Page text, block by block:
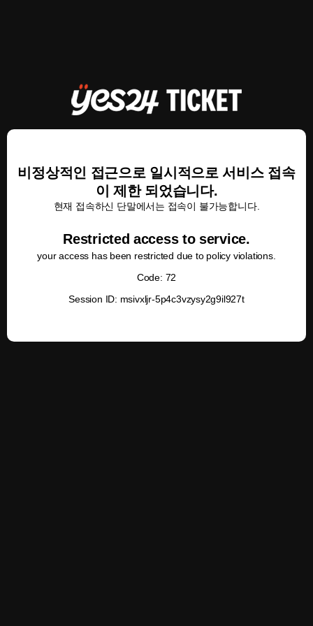
비정상적인 접근으로 일시적으로 서비스 접속
이 제한 되었습니다.
현재 접속하신 단말에서는 접속이 불가능합니다.
Restricted access to service.
your access has been restricted due to policy violations.
Code: 72
Session ID: msivxljr-5p4c3vzysy2g9il927t